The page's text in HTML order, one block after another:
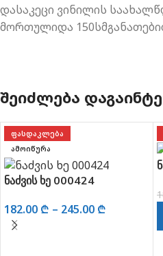
დასაკეცი ვინილის
მორთულიდა
ᲨᲔᲘᲫᲚᲔᲑᲐ
ᲤᲐᲡᲓᲐᲙᲚᲔᲑᲐ
ᲐᲛᲝᲘᲬᲣᲠᲐ
ნაძვის ხე 000424
182.00 ₾ – 245.00 ₾
ᲐᲠᲩᲔᲕᲘᲡ ᲞᲐᲠᲐᲛᲔᲢᲠᲔᲑᲘ